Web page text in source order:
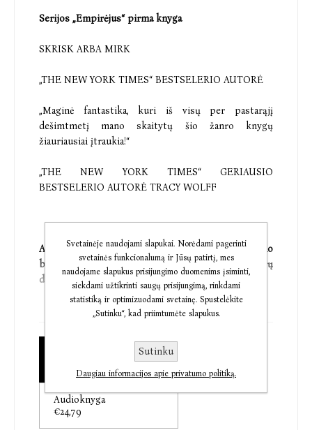
Serijos „Empirėjus“ pirma knyga
SKRISK ARBA MIRK
„THE NEW YORK TIMES“ BESTSELERIO AUTORĖ
„Maginė fantastika, kuri iš visų per pastarąjį
dešimtmetį mano skaitytų šio žanro knygų
žiauriausiai įtraukia!“
„THE NEW YORK TIMES“ GERIAUSIO
BESTSELERIO AUTORĖ TRACY WOLFF
Atskleiskite „The New York Times“ geriausio
bestselerio autorės Rebeccos Yarros sukurtą žiaurų
drakonų raitelių elitui skirtą karo koledžo pasaulį.
Dvidešimtmetė Violeta Sorengeil turėjo mokytis
istorijos. Tačiau vadovaujančioji generolė – kartu ir
kieta kaip drakono nagas motina – įsakė Violetai
prisijungti prie šimtų kandidatų, trokštančių tapti
Navaros elitu – drakonų raiteliais.
Kai esi mažiausias, o tavo kūnas silpnas, mirtis tyko
Audioknyga
€24,79
Svetainėje naudojami slapukai. Norėdami pagerinti
svetainės funkcionalumą ir Jūsų patirtį, mes
naudojame slapukus prisijungimo duomenims įsiminti,
siekdami užtikrinti saugų prisijungimą, rinkdami
statistiką ir optimizuodami svetainę. Spustelėkite
„Sutinku“, kad priimtumėte slapukus.
Sutinku
Daugiau informacijos apie privatumo politiką.